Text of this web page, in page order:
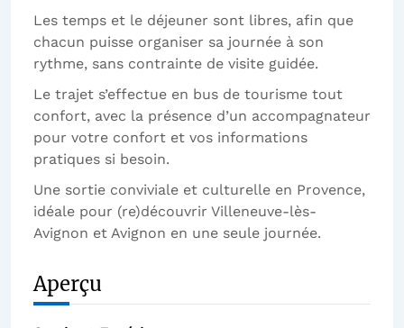
Les temps et le déjeuner sont libres, afin que
chacun puisse organiser sa journée à son
rythme, sans contrainte de visite guidée.
Le trajet s’effectue en bus de tourisme tout
confort, avec la présence d’un accompagnateur
pour votre confort et vos informations
pratiques si besoin.
Une sortie conviviale et culturelle en Provence,
idéale pour (re)découvrir Villeneuve-lès-
Avignon et Avignon en une seule journée.
Aperçu